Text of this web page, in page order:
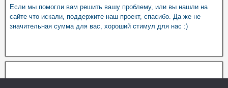
Если мы помогли вам решить вашу проблему, или вы нашли на
сайте что искали, поддержите наш проект, спасибо. Да же не
значительная сумма для вас, хороший стимул для нас :)